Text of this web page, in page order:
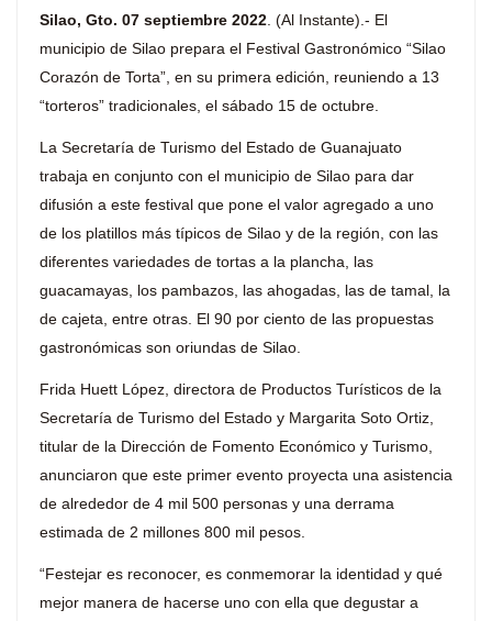
Silao, Gto. 07 septiembre 2022. (Al Instante).- El
municipio de Silao prepara el Festival Gastronómico “Silao
Corazón de Torta”, en su primera edición, reuniendo a 13
“torteros” tradicionales, el sábado 15 de octubre.
La Secretaría de Turismo del Estado de Guanajuato
trabaja en conjunto con el municipio de Silao para dar
difusión a este festival que pone el valor agregado a uno
de los platillos más típicos de Silao y de la región, con las
diferentes variedades de tortas a la plancha, las
guacamayas, los pambazos, las ahogadas, las de tamal, la
de cajeta, entre otras. El 90 por ciento de las propuestas
gastronómicas son oriundas de Silao.
Frida Huett López, directora de Productos Turísticos de la
Secretaría de Turismo del Estado y Margarita Soto Ortiz,
titular de la Dirección de Fomento Económico y Turismo,
anunciaron que este primer evento proyecta una asistencia
de alrededor de 4 mil 500 personas y una derrama
estimada de 2 millones 800 mil pesos.
“Festejar es reconocer, es conmemorar la identidad y qué
mejor manera de hacerse uno con ella que degustar a